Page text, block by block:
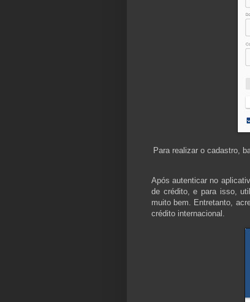
Para realizar o cadastro,
Após autenticar no
de crédito, e para isso,
muito bem. Entretanto,
crédito internacional.